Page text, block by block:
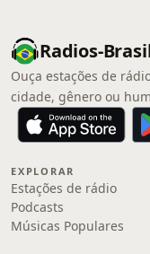
Radios-
Ouça estações de
cidade, gênero ou
EXPLORAR
Estações de rádio
Podcasts
Músicas Populares